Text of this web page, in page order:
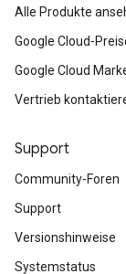
Alle Produkte
Google Cloud-
Google Cloud
Vertrieb
Support
Community-Foren
Support
Versionshinweise
Systemstatus